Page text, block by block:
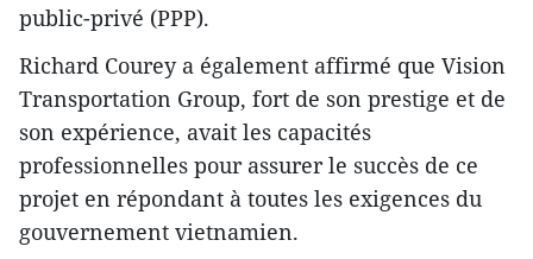
public-privé (PPP).
Richard Courey a également affirmé que Vision
Transportation Group, fort de son prestige et ​de
son expérience, avait les capacités
professionnelles pour assurer le succès de ce
projet en répondant à toutes les exigences du
gouvernement vietnamien.